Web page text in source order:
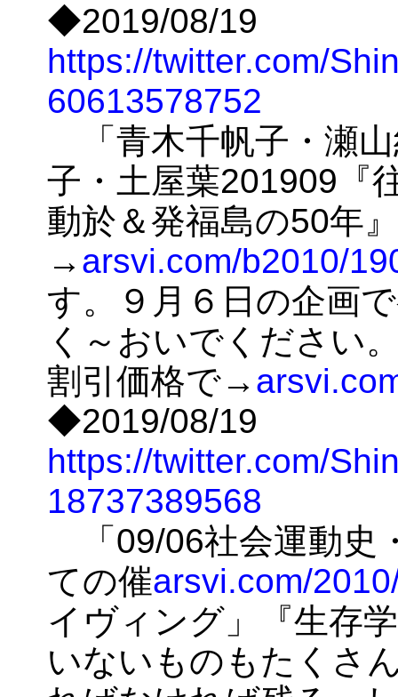
◆2019/08/19
https://twitter.com/
60613578752
「青木千帆子・瀬
子・土屋葉201909
動於＆発福島の50年
→ arsvi.com/b2010/
す。９月６日の企画
く～おいでください
割引価格で→
◆2019/08/19
https://twitter.com/
18737389568
「09/06社会運動史
ての催arsvi.com/
イヴィング」『生存
いないものもたくさ